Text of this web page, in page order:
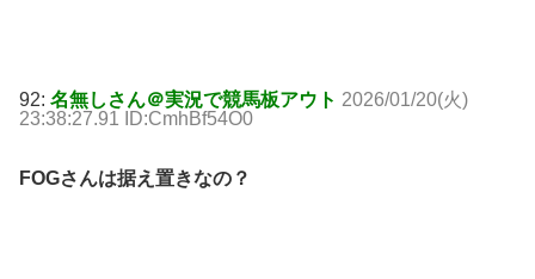
92: 名無しさん＠実況で競馬板アウト 2026/01/20(火)
23:38:27.91 ID:CmhBf54O0
FOGさんは据え置きなの？